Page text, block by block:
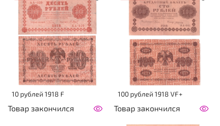
10 рублей 1918 F
Товар закончился
100 рублей 1918 VF+
Товар закончился